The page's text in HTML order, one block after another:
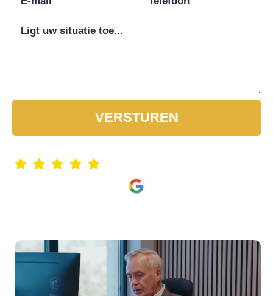
VERSTUREN